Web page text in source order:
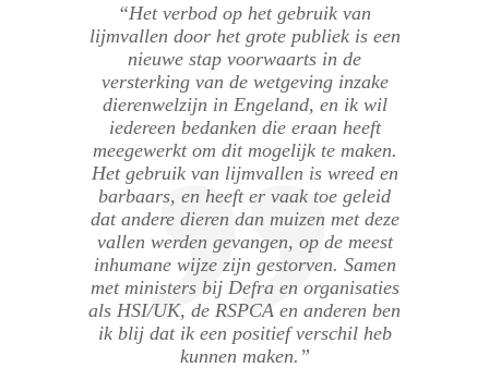
“Het verbod op het gebruik van
lijmvallen door het grote publiek is een
nieuwe stap voorwaarts in de
versterking van de wetgeving inzake
dierenwelzijn in Engeland, en ik wil
iedereen bedanken die eraan heeft
meegewerkt om dit mogelijk te maken.
Het gebruik van lijmvallen is wreed en
barbaars, en heeft er vaak toe geleid
dat andere dieren dan muizen met deze
vallen werden gevangen, op de meest
inhumane wijze zijn gestorven. Samen
met ministers bij Defra en organisaties
als HSI/UK, de RSPCA en anderen ben
ik blij dat ik een positief verschil heb
kunnen maken.”